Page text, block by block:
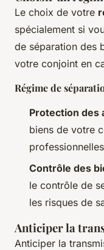
Le choix de votre
spécialement si
de séparation des
votre conjoint en
Régime de
Protection des
biens de votre
Contrôle des
le contrôle de
les risques de
Anticiper la
Anticiper la